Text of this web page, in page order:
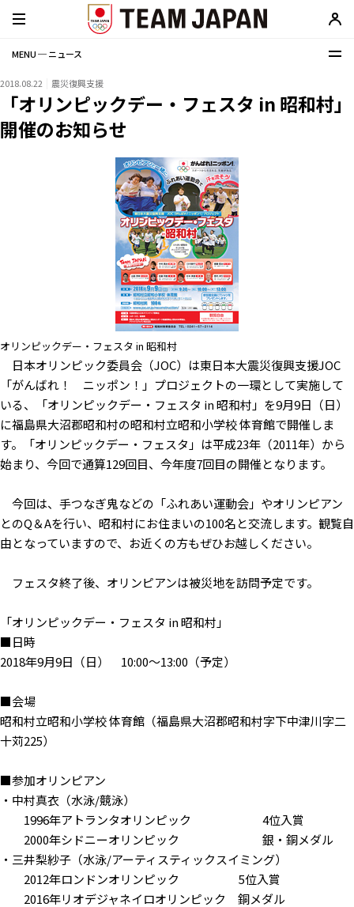
MENU ─ ニュース
2018.08.22 震災復興支援
「オリンピックデー・フェスタ in 昭和村」
開催のお知らせ
オリンピックデー・フェスタ in 昭和村
日本オリンピック委員会（JOC）は東日本大震災復興支援JOC
「がんばれ！ ニッポン！」プロジェクトの一環として実施して
いる、「オリンピックデー・フェスタ in 昭和村」を9月9日（日）
に福島県大沼郡昭和村の昭和村立昭和小学校 体育館で開催しま
す。「オリンピックデー・フェスタ」は平成23年（2011年）から
始まり、今回で通算129回目、今年度7回目の開催となります。
今回は、手つなぎ鬼などの「ふれあい運動会」やオリンピアン
とのQ＆Aを行い、昭和村にお住まいの100名と交流します。観覧自
由となっていますので、お近くの方もぜひお越しください。
フェスタ終了後、オリンピアンは被災地を訪問予定です。
「オリンピックデー・フェスタ in 昭和村」
■日時
2018年9月9日（日） 10:00〜13:00（予定）
■会場
昭和村立昭和小学校 体育館（福島県大沼郡昭和村字下中津川字二
十苅225）
■参加オリンピアン
・中村真衣（水泳/競泳）
1996年アトランタオリンピック 4位入賞
2000年シドニーオリンピック 銀・銅メダル
・三井梨紗子（水泳/アーティスティックスイミング）
2012年ロンドンオリンピック 5位入賞
2016年リオデジャネイロオリンピック 銅メダル